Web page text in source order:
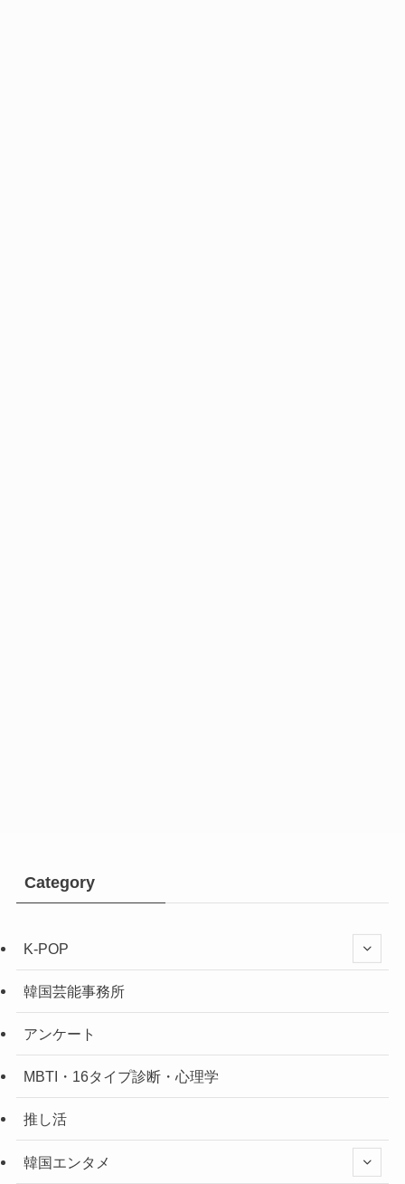
Category
K-POP
韓国芸能事務所
アンケート
MBTI・16タイプ診断・心理学
推し活
韓国エンタメ